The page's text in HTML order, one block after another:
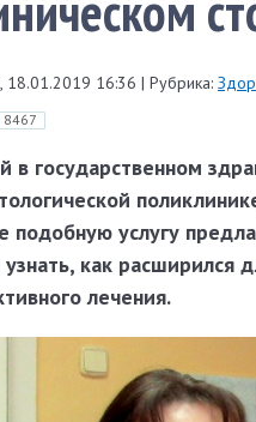
18.01.2019 16:36 | Рубрика:
8467
в государственном
подобную услугу
как расширился
лечения.